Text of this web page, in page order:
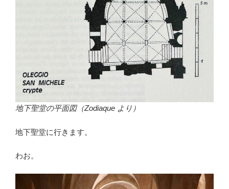
地下聖堂の平面図（Zodiaque より）
地下聖堂に行きます。
わお。